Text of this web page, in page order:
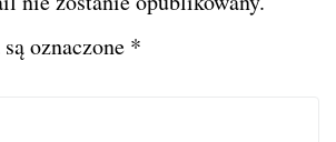
oznaczone *